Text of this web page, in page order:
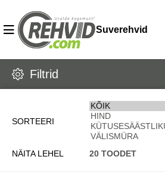
Suverehvid
Filtrid
SORTEERI
NÄITA LEHEL